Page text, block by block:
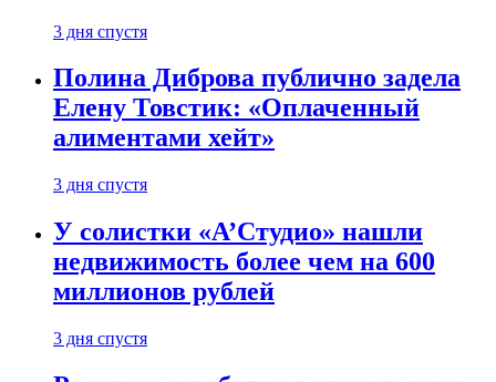
3 дня спустя
Полина Диброва публично задела
Елену Товстик: «Оплаченный
алиментами хейт»
3 дня спустя
У солистки «А’Студио» нашли
недвижимость более чем на 600
миллионов рублей
3 дня спустя